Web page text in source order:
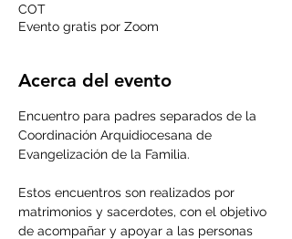
COT
Evento gratis por Zoom
Acerca del evento
Encuentro para padres separados de la
Coordinación Arquidiocesana de
Evangelización de la Familia.
Estos encuentros son realizados por
matrimonios y sacerdotes, con el objetivo
de acompañar y apoyar a las personas